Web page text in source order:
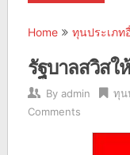
Home ทุนประเภท
รัฐบาลสวิสใ
By admin ทุน
Comments